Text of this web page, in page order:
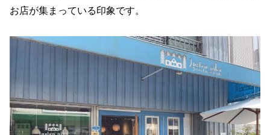
お店が集まっている印象です。